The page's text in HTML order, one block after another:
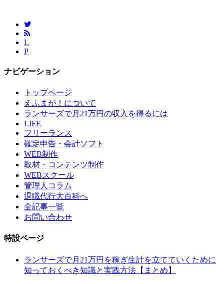
L
P
ナビゲーション
トップページ
えふまが！について
ランサーズで月21万円の収入を得るには
LIFE
フリーランス
確定申告・会計ソフト
WEB制作
取材・コンテンツ制作
WEBスクール
管理人コラム
退職代行大百科へ
全記事一覧
お問い合わせ
特設ページ
ランサーズで月21万円を稼ぎ生計を立てていくために
知っておくべき知識と実践方法【まとめ】